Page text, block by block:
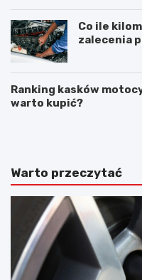
Co ile
zalecenia
Ranking kasków
warto kupić?
N
w
a
s
s
A
a
s
a
o
Warto przeczytać